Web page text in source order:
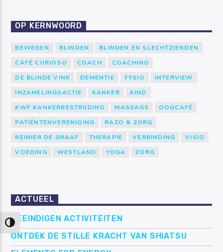
Keuze voor hoog contrast
OP KERNWOORD
BEWEGEN BLINDEN
BLINDEN EN SLECHTZIENDEN
CAFÉ CURIOSO
COACH
COACHING
DE BLINDE VINK
DEMENTIE FYSIO
INTERVIEW
INZAMELINGSACTIE
KANKER
KIND
KWF KANKERBESTRIJDING
MASSAGE
OOGCAFÉ
PATIËNTENVERENIGING
RAZO & ZORG
REINIER DE GRAAF
THERAPIE VERBINDING
VISIO
VOEDING
WESTLAND YOGA ZORG
ACTUEEL
BEEINDIGEN ACTIVITEITEN
ONTDEK DE STILLE KRACHT VAN SHIATSU